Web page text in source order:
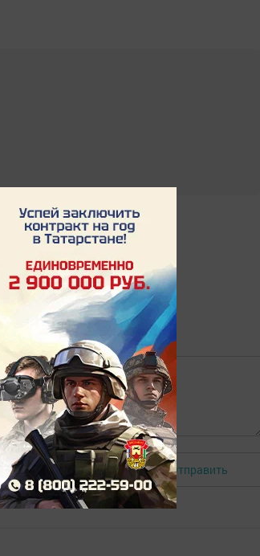
Авторизоваться Отправить